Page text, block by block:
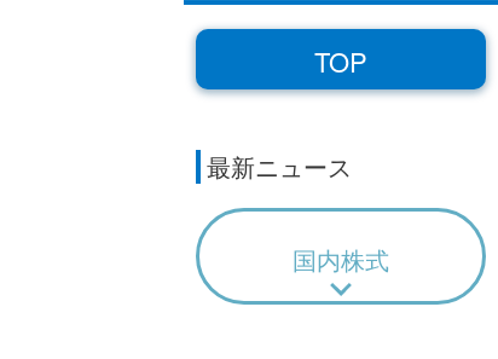
TOP
最新ニュース
国内株式